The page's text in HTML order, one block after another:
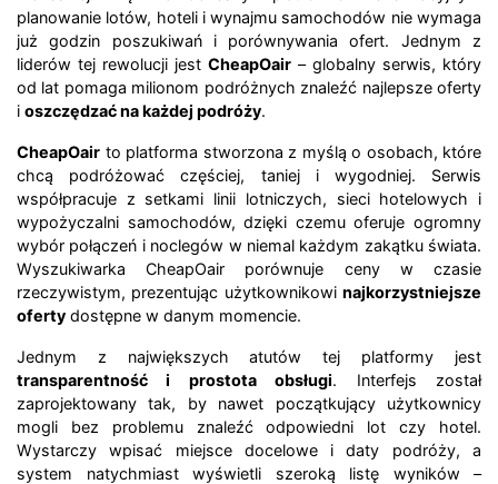
planowanie lotów, hoteli i wynajmu samochodów nie wymaga
już godzin poszukiwań i porównywania ofert. Jednym z
liderów tej rewolucji jest CheapOair – globalny serwis, który
od lat pomaga milionom podróżnych znaleźć najlepsze oferty
i oszczędzać na każdej podróży.
CheapOair to platforma stworzona z myślą o osobach, które
chcą podróżować częściej, taniej i wygodniej. Serwis
współpracuje z setkami linii lotniczych, sieci hotelowych i
wypożyczalni samochodów, dzięki czemu oferuje ogromny
wybór połączeń i noclegów w niemal każdym zakątku świata.
Wyszukiwarka CheapOair porównuje ceny w czasie
rzeczywistym, prezentując użytkownikowi najkorzystniejsze
oferty dostępne w danym momencie.
Jednym z największych atutów tej platformy jest
transparentność i prostota obsługi. Interfejs został
zaprojektowany tak, by nawet początkujący użytkownicy
mogli bez problemu znaleźć odpowiedni lot czy hotel.
Wystarczy wpisać miejsce docelowe i daty podróży, a
system natychmiast wyświetli szeroką listę wyników –